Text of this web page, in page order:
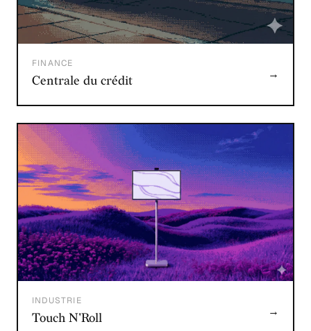
FINANCE
Centrale du crédit →
INDUSTRIE
Touch N'Roll →